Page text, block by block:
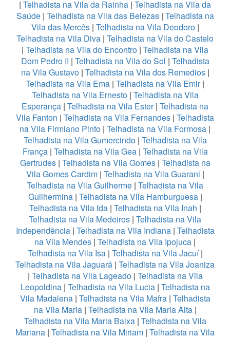
| Telhadista na Vila da Rainha | Telhadista na Vila da
Saúde| Telhadista na Vila das Belezas| Telhadista na
Vila das Mercês| Telhadista na Vila Deodoro|
Telhadista na Vila Diva | Telhadista na Vila do Castelo
| Telhadista na Vila do Encontro | Telhadista na Vila
Dom Pedro II | Telhadista na Vila do Sol | Telhadista
na Vila Gustavo| Telhadista na Vila dos Remedios|
Telhadista na Vila Ema | Telhadista na Vila Emir|
Telhadista na Vila Ernesto| Telhadista na Vila
Esperança | Telhadista na Vila Ester| Telhadista na
Vila Fanton | Telhadista na Vila Fernandes | Telhadista
na Vila Firmiano Pinto | Telhadista na Vila Formosa |
Telhadista na Vila Gumercindo| Telhadista na Vila
França| Telhadista na Vila Gea| Telhadista na Vila
Gertrudes| Telhadista na Vila Gomes| Telhadista na
Vila Gomes Cardim| Telhadista na Vila Guarani |
Telhadista na Vila Guilherme | Telhadista na Vila
Guilhermina| Telhadista na Vila Hamburguesa|
Telhadista na Vila Ida| Telhadista na Vila Inah |
Telhadista na Vila Medeiros | Telhadista na Vila
Independência| Telhadista na Vila Indiana| Telhadista
na Vila Mendes | Telhadista na Vila Ipojuca |
Telhadista na Vila Isa| Telhadista na Vila Jacuí|
Telhadista na Vila Jaguará | Telhadista na Vila Joaniza
| Telhadista na Vila Lageado| Telhadista na Vila
Leopoldina| Telhadista na Vila Lucia| Telhadista na
Vila Madalena| Telhadista na Vila Mafra | Telhadista
na Vila Maria| Telhadista na Vila Maria Alta|
Telhadista na Vila Maria Baixa| Telhadista na Vila
Mariana | Telhadista na Vila Miriam | Telhadista na Vila